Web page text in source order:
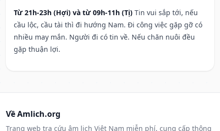
Từ 21h-23h (Hợi) và từ 09h-11h (Tị) Tin vui sắp tới, nếu
cầu lộc, cầu tài thì đi hướng Nam. Đi công việc gặp gỡ có
nhiều may mắn. Người đi có tin về. Nếu chăn nuôi đều
gặp thuận lợi.
Về Amlich.org
Trang web tra cứu âm lịch Việt Nam miễn phí, cung cấp thông